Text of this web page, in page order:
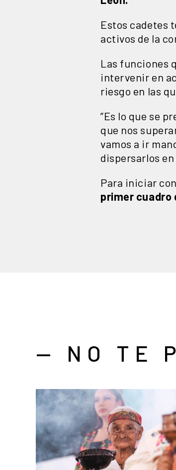
Estos cadetes
activos de la
Las funciones
intervenir en
riesgo en las
”Es lo que se
que nos
vamos a ir
dispersarlos en
Para iniciar
primer cuadro
— NO TE